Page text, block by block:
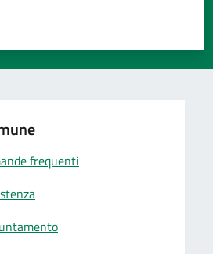
stelle su 5
su 5
su 5
frequenti